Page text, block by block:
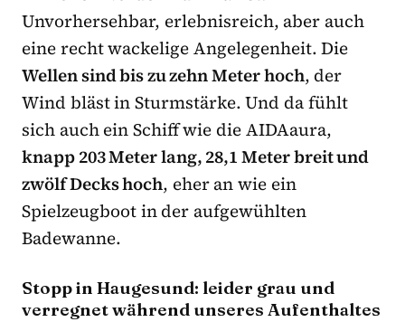
Unvorhersehbar, erlebnisreich, aber auch
eine recht wackelige Angelegenheit. Die
Wellen sind bis zu zehn Meter hoch, der
Wind bläst in Sturmstärke. Und da fühlt
sich auch ein Schiff wie die AIDAaura,
knapp 203 Meter lang, 28,1 Meter breit und
zwölf Decks hoch, eher an wie ein
Spielzeugboot in der aufgewühlten
Badewanne.
Stopp in Haugesund: leider grau und
verregnet während unseres Aufenthaltes